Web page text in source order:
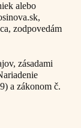
alebo
zodpovedám
zásadami
a zákonom č.